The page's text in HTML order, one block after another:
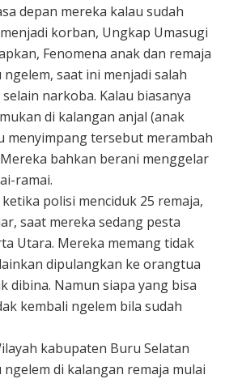
depan mereka kalau sudah
korban, Ungkap Umasugi
Fenomena anak dan remaja
saat ini menjadi salah
narkoba. Kalau biasanya
di kalangan anjal (anak
menyimpang tersebut merambah
bahkan berani menggelar
ramai.
polisi menciduk 25 remaja,
saat mereka sedang pesta
Utara. Mereka memang tidak
dipulangkan ke orangtua
dibina. Namun siapa yang bisa
kembali ngelem bila sudah
kabupaten Buru Selatan
di kalangan remaja mulai